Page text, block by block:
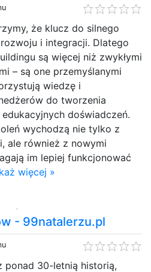
że klucz do silnego
i integracji. Dlatego
są więcej niż zwykłymi
– są one przemyślanymi
wiedzę i
do tworzenia
doświadczeń.
wychodzą nie tylko z
ale również z nowymi
im lepiej funkcjonować
więcej »
- 99natalerzu.pl
ponad 30-letnią historią,